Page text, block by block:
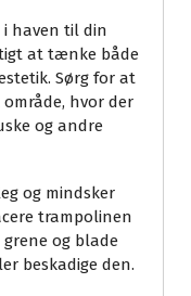
haven til din
at tænke både
Sørg for at
hvor der
og andre
og mindsker
trampolinen
og blade
beskadige den.